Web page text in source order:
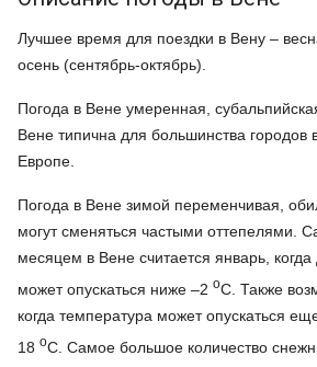
Лучшее время для поездки в Вену –
осень (сентябрь-октябрь).
Погода в Вене умеренная,
Вене типична для большинства городов
Европе.
Погода в Вене зимой переменчивая,
могут сменяться частыми оттепелями.
месяцем в Вене считается январь,
может опускаться ниже –2 oC. Также
когда температура может опускаться
18 oC. Самое большое количество